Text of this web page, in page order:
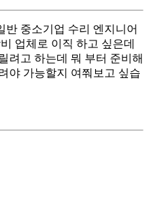
반 중소기업 수리 엔지니어
업체로 이직 하고 싶은데
려고 하는데 뭐 부터 준비해
야 가능할지 여쭤보고 싶습